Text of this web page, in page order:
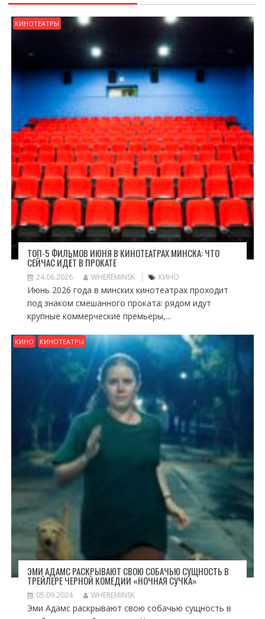
КИНОТЕАТРЫ
ТОП-5 ФИЛЬМОВ ИЮНЯ В КИНОТЕАТРАХ МИНСКА: ЧТО
СЕЙЧАС ИДЁТ В ПРОКАТЕ
24.06.2026 WHEREMINSK КИНО
Июнь 2026 года в минских кинотеатрах проходит
под знаком смешанного проката: рядом идут
крупные коммерческие премьеры,...
КИНО КИНОТЕАТРЫ
ЭМИ АДАМС РАСКРЫВАЮТ СВОЮ СОБАЧЬЮ СУЩНОСТЬ В
ТРЕЙЛЕРЕ ЧЕРНОЙ КОМЕДИИ «НОЧНАЯ СУЧКА»
05.09.2024 WHEREMINSK
Эми Адамс раскрывают свою собачью сущность в